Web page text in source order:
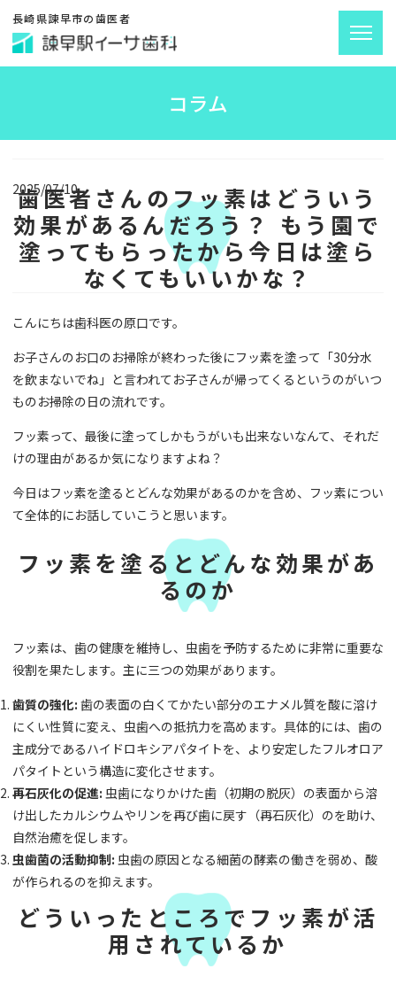
長崎県諫早市の歯医者
コラム
2025/07/10
歯医者さんのフッ素はどういう
効果があるんだろう？ もう園で
塗ってもらったから今日は塗ら
なくてもいいかな？
こんにちは歯科医の原口です。
お子さんのお口のお掃除が終わった後にフッ素を塗って「30分水
を飲まないでね」と言われてお子さんが帰ってくるというのがいつ
ものお掃除の日の流れです。
フッ素って、最後に塗ってしかもうがいも出来ないなんて、それだ
けの理由があるか気になりますよね？
今日はフッ素を塗るとどんな効果があるのかを含め、フッ素につい
て全体的にお話していこうと思います。
フッ素を塗るとどんな効果があ
るのか
フッ素は、歯の健康を維持し、虫歯を予防するために非常に重要な
役割を果たします。主に三つの効果があります。
歯質の強化: 歯の表面の白くてかたい部分のエナメル質を酸に溶け
にくい性質に変え、虫歯への抵抗力を高めます。具体的には、歯の
主成分であるハイドロキシアパタイトを、より安定したフルオロア
パタイトという構造に変化させます。
再石灰化の促進: 虫歯になりかけた歯（初期の脱灰）の表面から溶
け出したカルシウムやリンを再び歯に戻す（再石灰化）のを助け、
自然治癒を促します。
虫歯菌の活動抑制: 虫歯の原因となる細菌の酵素の働きを弱め、酸
が作られるのを抑えます。
どういったところでフッ素が活
用されているか